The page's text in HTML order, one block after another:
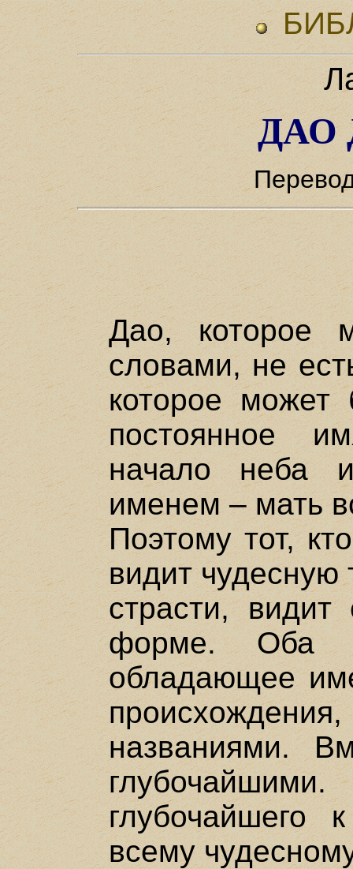
ДАО
Дао, которое
словами, не
которое может
постоянное
начало неба
именем – мать
Поэтому тот,
видит чудесную
страсти, видит
форме. Оба
обладающее
названиями.
глубочайшего
всему